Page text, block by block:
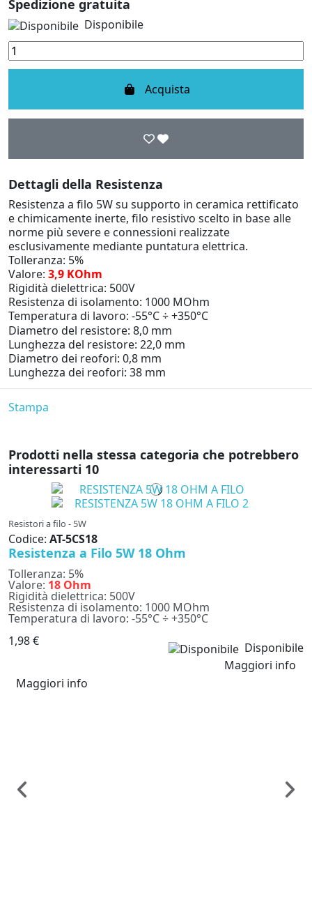
Spedizione gratuita
Disponibile
Acquista
Dettagli della Resistenza
Resistenza a filo 5W su supporto in ceramica rettificato
e chimicamente inerte, filo resistivo scelto in base alle
norme più severe e connessioni realizzate
esclusivamente mediante puntatura elettrica.
Tolleranza: 5%
Valore: 3,9 KOhm
Rigidità dielettrica: 500V
Resistenza di isolamento: 1000 MOhm
Temperatura di lavoro: -55°C ÷ +350°C
Diametro del resistore: 8,0 mm
Lunghezza del resistore: 22,0 mm
Diametro dei reofori: 0,8 mm
Lunghezza dei reofori: 38 mm
Stampa
Prodotti nella stessa categoria che potrebbero
interessarti 10
Resistori a filo - 5W
Codice: AT-5CS18
Resistenza a Filo 5W 18 Ohm
Tolleranza: 5%
Valore: 18 Ohm
Rigidità dielettrica: 500V
Resistenza di isolamento: 1000 MOhm
Temperatura di lavoro: -55°C ÷ +350°C
1,98 €
Disponibile
Maggiori info
Maggiori info